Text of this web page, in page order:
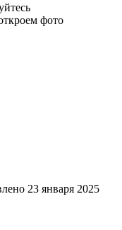
фото
23 января 2025